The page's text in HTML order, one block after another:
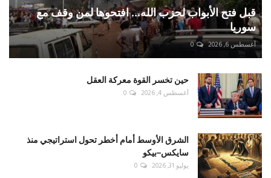
قبل فتح الأبواب لحزب الله... افتحوها لمن وقف مع
سوريا
أغسطس 6, 2026 0
حين تخسر القوة معركة العقل
أغسطس 4, 2026 0
الشرق الأوسط أمام أخطر تحول استراتيجي منذ
سايكس–بيكو
يوليو 31, 2026 0